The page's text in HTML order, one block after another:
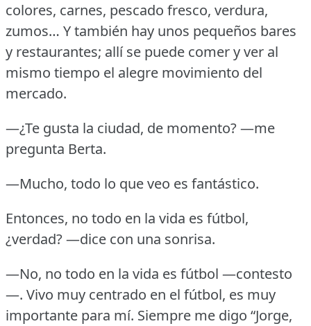
colores, carnes, pescado fresco, verdura,
zumos… Y también hay unos pequeños bares
y restaurantes; allí se puede comer y ver al
mismo tiempo el alegre movimiento del
mercado.
—¿Te gusta la ciudad, de momento?—me
pregunta Berta.
—Mucho, todo lo que veo es fantástico.
Entonces, no todo en la vida es fútbol,
¿verdad?—dice con una sonrisa.
—No, no todo en la vida es fútbol —contesto
—. Vivo muy centrado en el fútbol, es muy
importante para mí. Siempre me digo “Jorge,